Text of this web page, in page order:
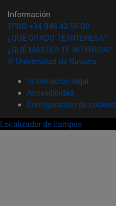
Información
TFNO +34 948 42 56 00
¿QUÉ GRADO TE INTERESA?
¿QUÉ MÁSTER TE INTERESA?
© Universidad de Navarra
Información legal
Accesibilidad
Configuración de cookies
Localizador de campus